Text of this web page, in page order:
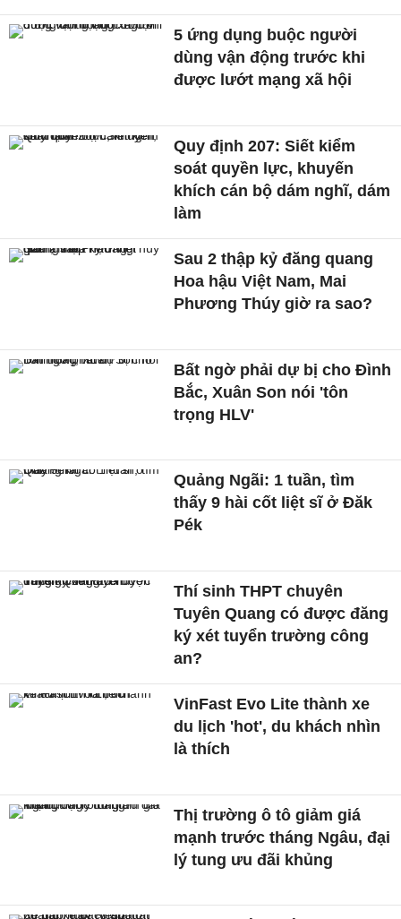
5 ứng dụng buộc người
dùng vận động trước khi
được lướt mạng xã hội
Quy định 207: Siết kiểm
soát quyền lực, khuyến
khích cán bộ dám nghĩ, dám
làm
Sau 2 thập kỷ đăng quang
Hoa hậu Việt Nam, Mai
Phương Thúy giờ ra sao?
Bất ngờ phải dự bị cho Đình
Bắc, Xuân Son nói 'tôn
trọng HLV'
Quảng Ngãi: 1 tuần, tìm
thấy 9 hài cốt liệt sĩ ở Đăk
Pék
Thí sinh THPT chuyên
Tuyên Quang có được đăng
ký xét tuyển trường công
an?
VinFast Evo Lite thành xe
du lịch 'hot', du khách nhìn
là thích
Thị trường ô tô giảm giá
mạnh trước tháng Ngâu, đại
lý tung ưu đãi khủng